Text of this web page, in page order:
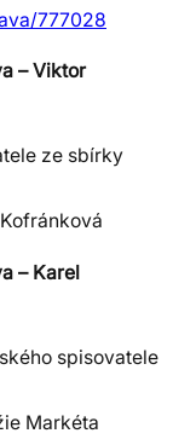
777028
– Viktor
ze sbírky
– Karel
spisovatele
Markéta